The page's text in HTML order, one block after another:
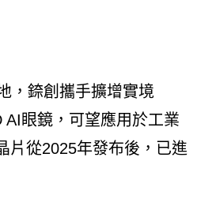
，錼創攜手擴增實境
AI眼鏡，可望應用於工業
片從2025年發布後，已進